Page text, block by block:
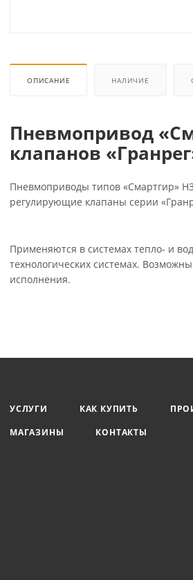
ОПИСАНИЕ НАЛИЧИЕ
Пневмопривод
клапанов
Пневмоприводы типов «Смартгир»
регулирующие клапаны серии
Применяются в системах тепло- и
технологических системах.
исполнения.
УСЛУГИ КАК КУПИТЬ
МАГАЗИНЫ
КОНТАКТЫ